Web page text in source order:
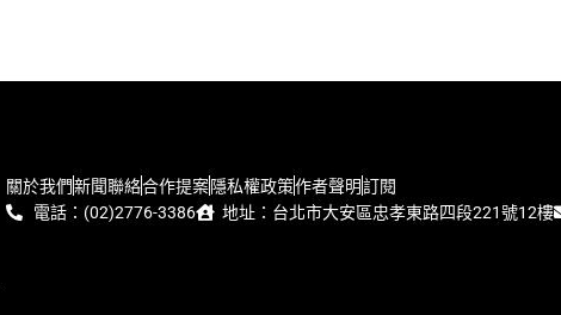
關於我們新聞聯絡合作提案隱私權政策作者聲明訂閱
電話：(02)2776-3386
地址：台北市大安區忠孝東路四段221號12樓